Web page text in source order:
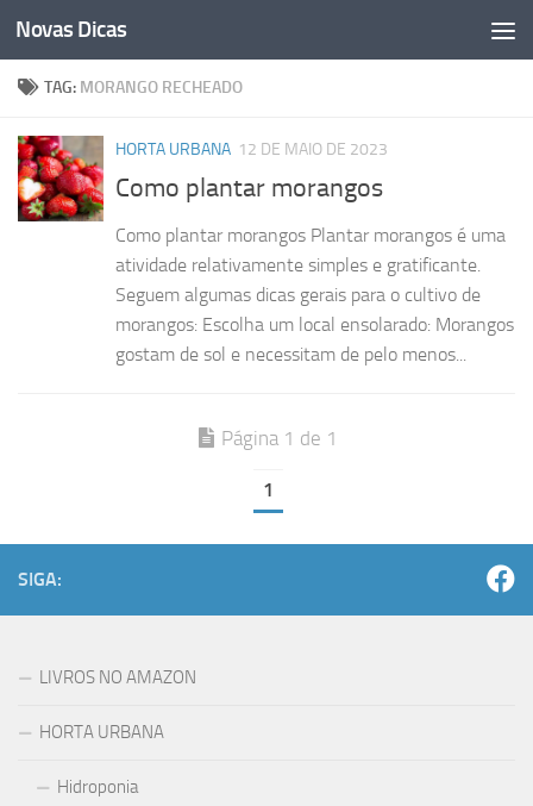
Skip to content
Novas Dicas
TAG: MORANGO RECHEADO
HORTA URBANA 12 DE MAIO DE 2023
Como plantar morangos
Como plantar morangos Plantar morangos é uma
atividade relativamente simples e gratificante.
Seguem algumas dicas gerais para o cultivo de
morangos: Escolha um local ensolarado: Morangos
gostam de sol e necessitam de pelo menos...
Página 1 de 1
1
SIGA:
LIVROS NO AMAZON
HORTA URBANA
Hidroponia